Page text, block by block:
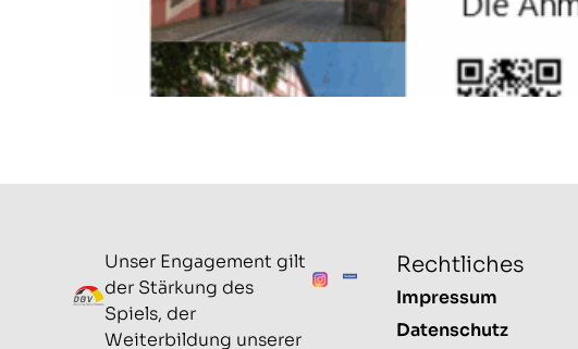
Unser Engagement gilt
der Stärkung des
Spiels, der
Weiterbildung unserer
Rechtliches
Impressum
Datenschutz